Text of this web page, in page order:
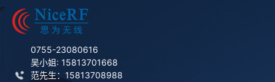
0755-23080616
吴小姐: 15813701668
范先生：15813708988